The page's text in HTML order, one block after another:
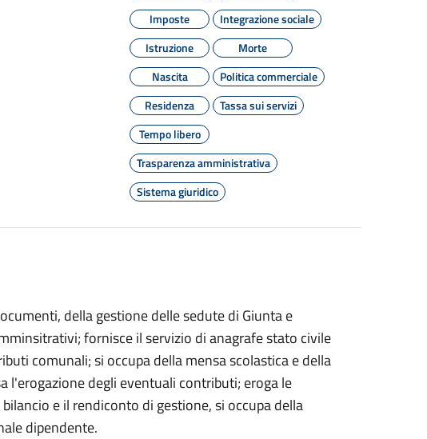
Imposte
Integrazione sociale
Istruzione
Morte
Nascita
Politica commerciale
Residenza
Tassa sui servizi
Tempo libero
Trasparenza amministrativa
Sistema giuridico
della gestione delle sedute di Giunta e
fornisce il servizio di anagrafe stato civile
comunali; si occupa della mensa scolastica e della
l'erogazione degli eventuali contributi; eroga le
e il rendiconto di gestione, si occupa della
dipendente.